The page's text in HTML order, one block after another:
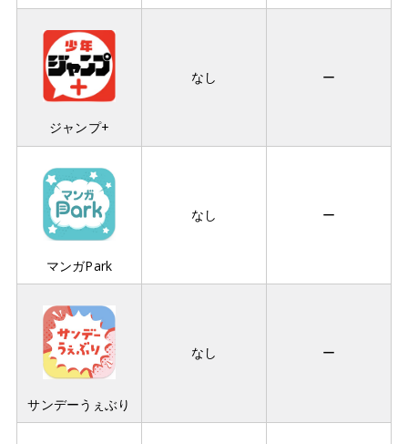
ジャンプ+
なし ー
マンガPark
なし ー
サンデーうぇぶり
なし ー